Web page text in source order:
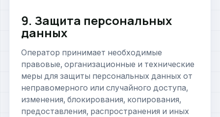
9. Защита персональных
данных
Оператор принимает необходимые
правовые, организационные и технические
меры для защиты персональных данных от
неправомерного или случайного доступа,
изменения, блокирования, копирования,
предоставления, распространения и иных